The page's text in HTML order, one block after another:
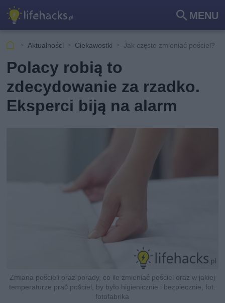
MENU
Szu
kaj
Aktualności Ciekawostki Jak często zmieniać pościel?
Polacy robią to
zdecydowanie za rzadko.
Eksperci biją na alarm
Zmiana pościeli oraz porady, co ile zmieniać pościel oraz w jakiej
temperaturze prać pościel, by było higienicznie i bezpiecznie, fot.
fotofabrika